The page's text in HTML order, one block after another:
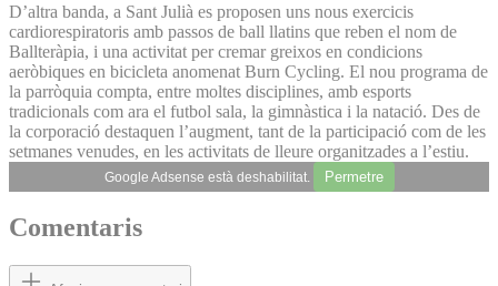
D’altra banda, a Sant Julià es proposen uns nous exercicis
cardiorespiratoris amb passos de ball llatins que reben el nom de
Ballteràpia, i una activitat per cremar greixos en condicions
aeròbiques en bicicleta anomenat Burn Cycling. El nou programa de
la parròquia compta, entre moltes disciplines, amb esports
tradicionals com ara el futbol sala, la gimnàstica i la natació. Des de
la corporació destaquen l’augment, tant de la participació com de les
setmanes venudes, en les activitats de lleure organitzades a l’estiu.
Google Adsense està deshabilitat. Permetre
Comentaris